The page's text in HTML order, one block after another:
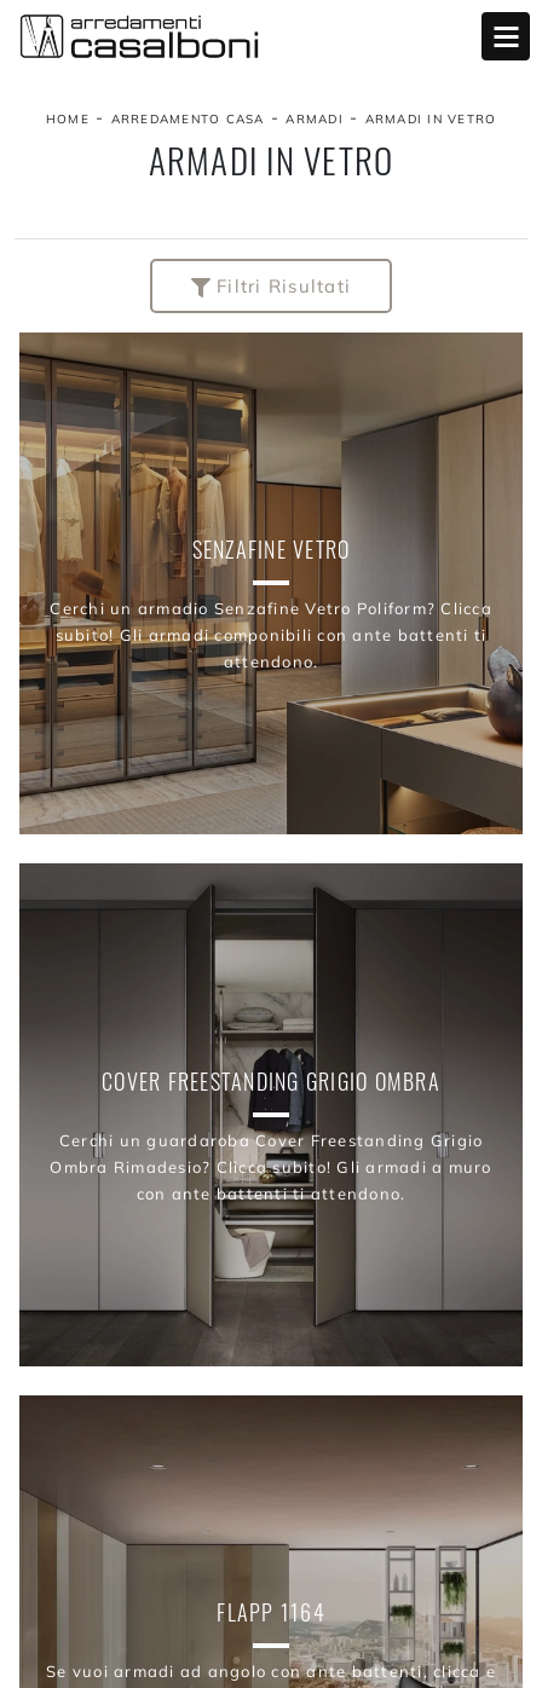
HOME - ARREDAMENTO CASA -ARMADI - ARMADI IN VETRO
ARMADI IN VETRO
Filtri Risultati
SENZAFINE VETRO
Cerchi un armadio Senzafine Vetro Poliform? Clicca
subito! Gli armadi componibili con ante battenti ti
attendono.
COVER FREESTANDING GRIGIO OMBRA
Cerchi un guardaroba Cover Freestanding Grigio
Ombra Rimadesio? Clicca subito! Gli armadi a muro
con ante battenti ti attendono.
FLAPP 1164
Se vuoi armadi ad angolo con ante battenti, clicca e